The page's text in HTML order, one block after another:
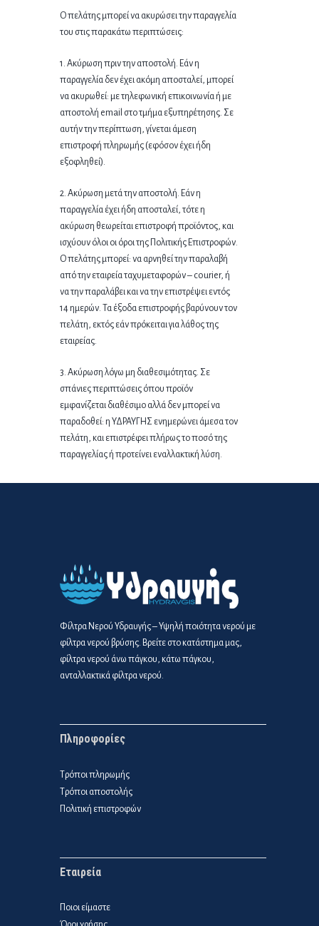
Ο πελάτης μπορεί να ακυρώσει την παραγγελία
του στις παρακάτω περιπτώσεις:
1. Ακύρωση πριν την αποστολή. Εάν η
παραγγελία δεν έχει ακόμη αποσταλεί, μπορεί
να ακυρωθεί: με τηλεφωνική επικοινωνία ή με
αποστολή email στο τμήμα εξυπηρέτησης. Σε
αυτήν την περίπτωση, γίνεται άμεση
επιστροφή πληρωμής (εφόσον έχει ήδη
εξοφληθεί).
2. Ακύρωση μετά την αποστολή. Εάν η
παραγγελία έχει ήδη αποσταλεί, τότε η
ακύρωση θεωρείται επιστροφή προϊόντος, και
ισχύουν όλοι οι όροι της Πολιτικής Επιστροφών.
Ο πελάτης μπορεί: να αρνηθεί την παραλαβή
από την εταιρεία ταχυμεταφορών – courier, ή
να την παραλάβει και να την επιστρέψει εντός
14 ημερών. Τα έξοδα επιστροφής βαρύνουν τον
πελάτη, εκτός εάν πρόκειται για λάθος της
εταιρείας.
3. Ακύρωση λόγω μη διαθεσιμότητας. Σε
σπάνιες περιπτώσεις όπου προϊόν
εμφανίζεται διαθέσιμο αλλά δεν μπορεί να
παραδοθεί: η ΥΔΡΑΥΓΗΣ ενημερώνει άμεσα τον
πελάτη, και επιστρέφει πλήρως το ποσό της
παραγγελίας ή προτείνει εναλλακτική λύση.
Φίλτρα Νερού Υδραυγής – Υψηλή ποιότητα νερού με
φίλτρα νερού βρύσης. Βρείτε στο κατάστημα μας,
φίλτρα νερού άνω πάγκου, κάτω πάγκου,
ανταλλακτικά φίλτρα νερού.
Πληροφορίες
Τρόποι πληρωμής
Τρόποι αποστολής
Πολιτική επιστροφών
Εταιρεία
Ποιοι είμαστε